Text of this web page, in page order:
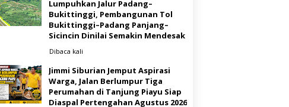
Lumpuhkan Jalur Padang–
Bukittinggi, Pembangunan Tol
Bukittinggi–Padang Panjang–
Sicincin Dinilai Semakin Mendesak
Dibaca kali
Jimmi Siburian Jemput Aspirasi
Warga, Jalan Berlumpur Tiga
Perumahan di Tanjung Piayu Siap
Diaspal Pertengahan Agustus 2026